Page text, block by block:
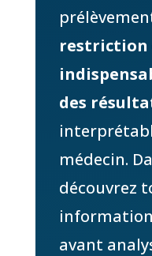
restriction
des
médecin.
découvrez
avant